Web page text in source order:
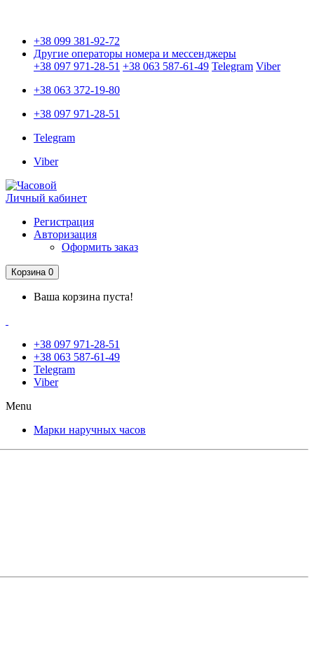
+38 099 381-92-72
Другие операторы номера и мессенджеры
+38 097 971-28-51 +38 063 587-61-49 Telegram Viber
+38 063 372-19-80
+38 097 971-28-51
Telegram
Viber
Личный кабинет
Регистрация
Авторизация
Оформить заказ
Корзина 0
Ваша корзина пуста!
+38 097 971-28-51
+38 063 587-61-49
Telegram
Viber
Menu
Марки наручных часов